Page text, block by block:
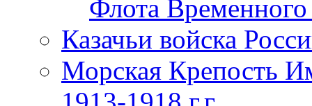
Флота Временного
Казачьи войска
Морская Крепость